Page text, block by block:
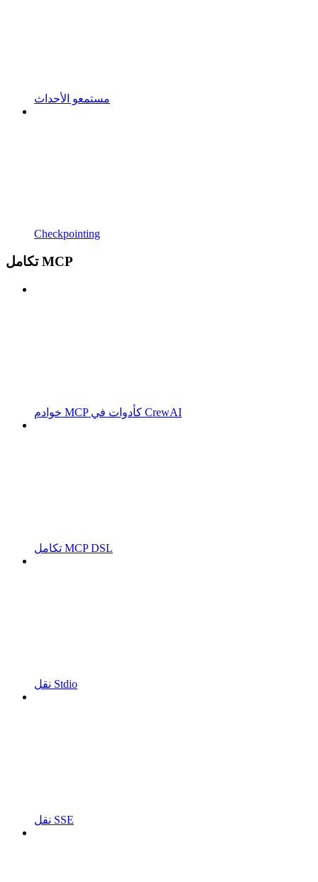
مستمعو الأحداث
Checkpointing
تكامل MCP
خوادم MCP كأدوات في CrewAI
تكامل MCP DSL
نقل Stdio
نقل SSE